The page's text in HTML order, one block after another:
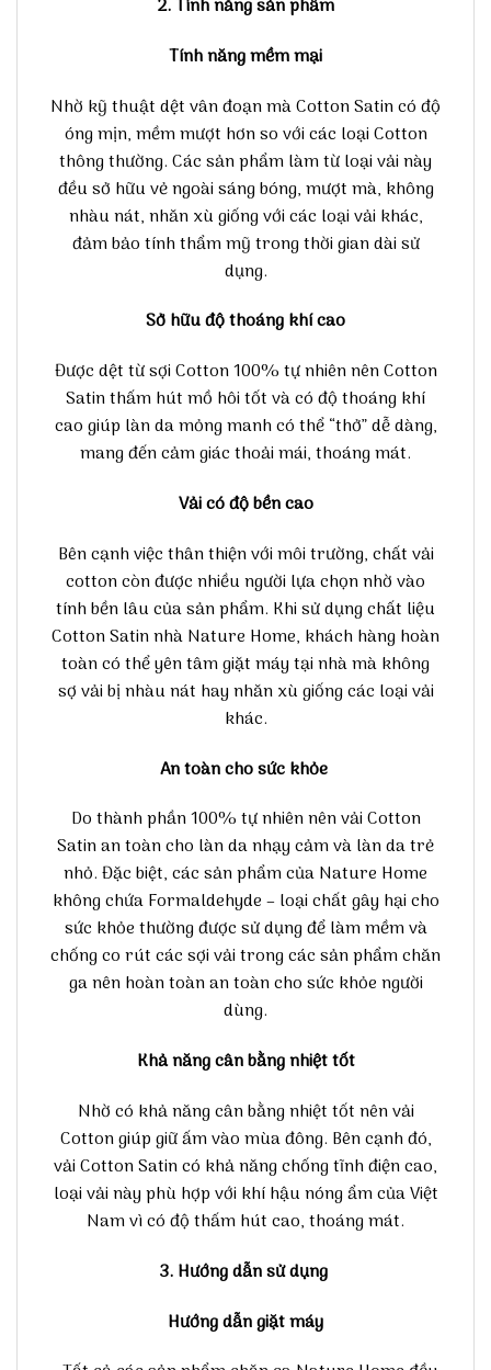
2. Tính năng sản phẩm
Tính năng mềm mại
Nhờ kỹ thuật dệt vân đoạn mà Cotton Satin có độ
óng mịn, mềm mượt hơn so với các loại Cotton
thông thường. Các sản phẩm làm từ loại vải này
đều sở hữu vẻ ngoài sáng bóng, mượt mà, không
nhàu nát, nhăn xù giống với các loại vải khác,
đảm bảo tính thẩm mỹ trong thời gian dài sử
dụng.
Sở hữu độ thoáng khí cao
Được dệt từ sợi Cotton 100% tự nhiên nên Cotton
Satin thấm hút mồ hôi tốt và có độ thoáng khí
cao giúp làn da mỏng manh có thể “thở” dễ dàng,
mang đến cảm giác thoải mái, thoáng mát.
Vải có độ bền cao
Bên cạnh việc thân thiện với môi trường, chất vải
cotton còn được nhiều người lựa chọn nhờ vào
tính bền lâu của sản phẩm. Khi sử dụng chất liệu
Cotton Satin nhà Nature Home, khách hàng hoàn
toàn có thể yên tâm giặt máy tại nhà mà không
sợ vải bị nhàu nát hay nhăn xù giống các loại vải
khác.
An toàn cho sức khỏe
Do thành phần 100% tự nhiên nên vải Cotton
Satin an toàn cho làn da nhạy cảm và làn da trẻ
nhỏ. Đặc biệt, các sản phẩm của Nature Home
không chứa Formaldehyde – loại chất gây hại cho
sức khỏe thường được sử dụng để làm mềm và
chống co rút các sợi vải trong các sản phẩm chăn
ga nên hoàn toàn an toàn cho sức khỏe người
dùng.
Khả năng cân bằng nhiệt tốt
Nhờ có khả năng cân bằng nhiệt tốt nên vải
Cotton giúp giữ ấm vào mùa đông. Bên cạnh đó,
vải Cotton Satin có khả năng chống tĩnh điện cao,
loại vải này phù hợp với khí hậu nóng ẩm của Việt
Nam vì có độ thấm hút cao, thoáng mát.
3. Hướng dẫn sử dụng
Hướng dẫn giặt máy